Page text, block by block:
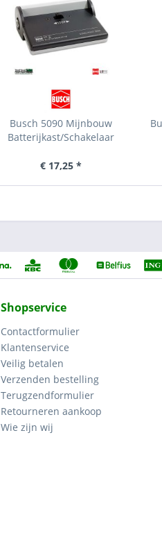
Busch 5090 Mijnbouw
Batterijkast/Schakelaar
€ 17,25 *
Shopservice
Contactformulier
Klantenservice
Veilig betalen
Verzenden bestelling
Terugzendformulier
Retourneren aankoop
Wie zijn wij